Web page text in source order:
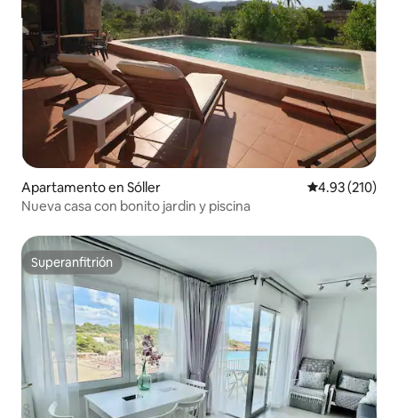
Apartamento en Sóller Calificación
4.93 (210)
Nueva casa con bonito jardin y piscina
Superanfitrión
Superanfitrión